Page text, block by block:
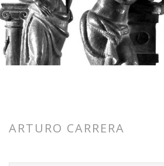
ARTURO CARRERA